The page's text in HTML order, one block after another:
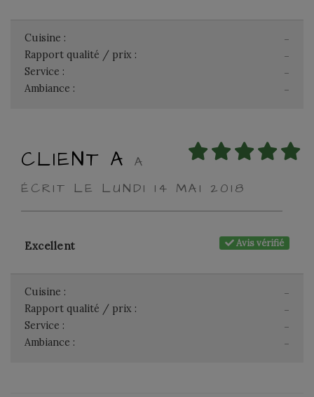
-
Cuisine :
-
Rapport qualité / prix :
-
Service :
-
Ambiance :
CLIENT A
A
ÉCRIT LE LUNDI 14 MAI 2018
Avis vérifié
Excellent
-
Cuisine :
-
Rapport qualité / prix :
-
Service :
-
Ambiance :